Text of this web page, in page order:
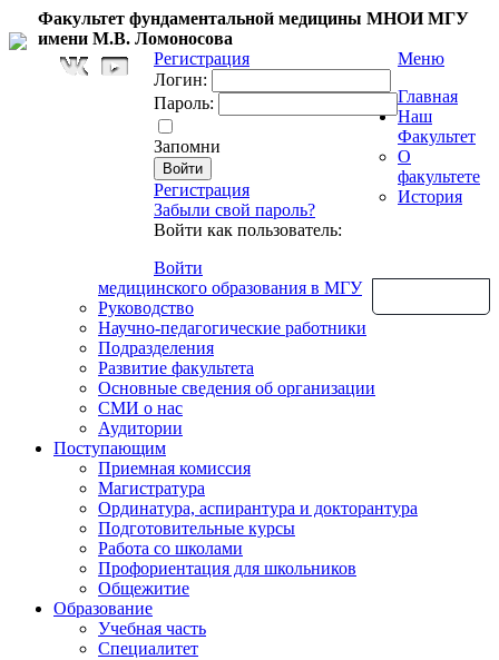
Факультет фундаментальной медицины МНОИ МГУ
имени М.В. Ломоносова
Регистрация
Логин:
Пароль:
Запомни
Регистрация
Забыли свой пароль?
Войти как пользователь:
Войти
Меню
Главная
Наш
Факультет
О
факультете
История
медицинского образования в МГУ
Руководство
Научно-педагогические работники
Подразделения
Развитие факультета
Основные сведения об организации
СМИ о нас
Аудитории
Поступающим
Приемная комиссия
Магистратура
Ординатура, аспирантура и докторантура
Подготовительные курсы
Работа со школами
Профориентация для школьников
Общежитие
Образование
Учебная часть
Специалитет